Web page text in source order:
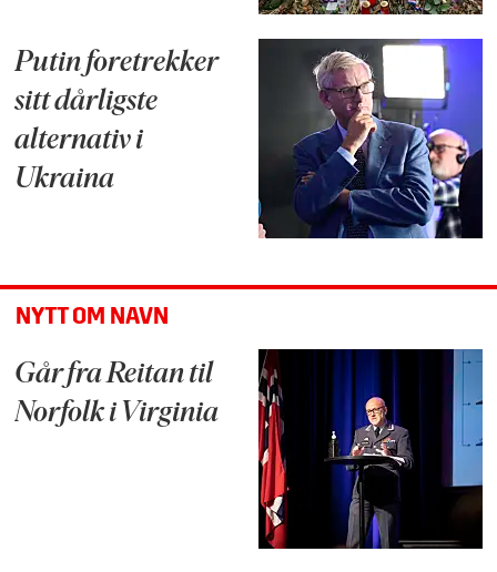
Putin foretrekker
sitt dårligste
alternativ i
Ukraina
NYTT OM NAVN
Går fra Reitan til
Norfolk i Virginia